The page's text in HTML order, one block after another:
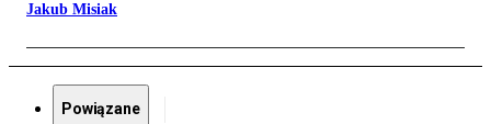
Jakub Misiak
Powiązane